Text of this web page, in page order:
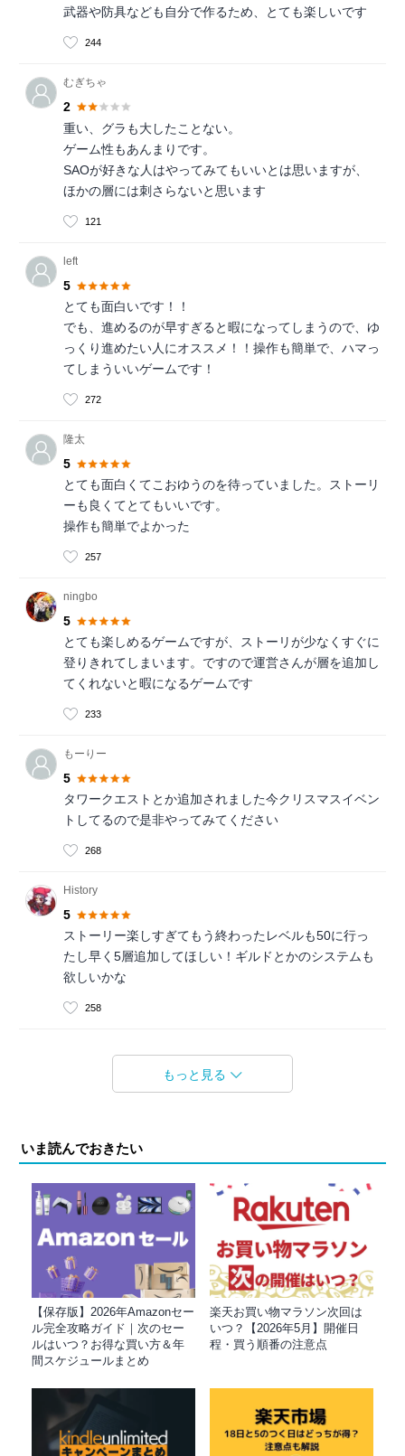
武器や防具なども自分で作るため、とても楽しいです
244
むぎちゃ
2
重い、グラも大したことない。
ゲーム性もあんまりです。
SAOが好きな人はやってみてもいいとは思いますが、
ほかの層には刺さらないと思います
121
left
5
とても面白いです！！
でも、進めるのが早すぎると暇になってしまうので、ゆ
っくり進めたい人にオススメ！！操作も簡単で、ハマっ
てしまういいゲームです！
272
隆太
5
とても面白くてこおゆうのを待っていました。ストーリ
ーも良くてとてもいいです。
操作も簡単でよかった
257
ningbo
5
とても楽しめるゲームですが、ストーリが少なくすぐに
登りきれてしまいます。ですので運営さんが層を追加し
てくれないと暇になるゲームです
233
もーりー
5
タワークエストとか追加されました今クリスマスイベン
トしてるので是非やってみてください
268
History
5
ストーリー楽しすぎてもう終わったレベルも50に行っ
たし早く5層追加してほしい！ギルドとかのシステムも
欲しいかな
258
もっと見る
いま読んでおきたい
【保存版】2026年Amazonセー
ル完全攻略ガイド｜次のセー
ルはいつ？お得な買い方＆年
間スケジュールまとめ
楽天お買い物マラソン次回は
いつ？【2026年5月】開催日
程・買う順番の注意点